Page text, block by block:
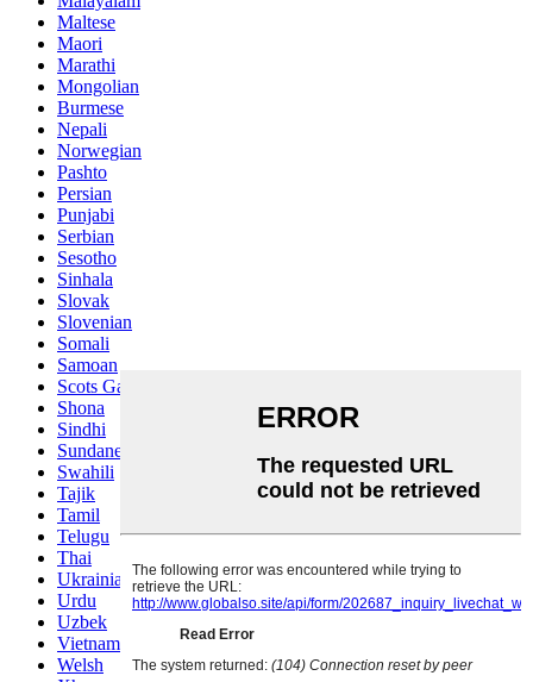
Maltese
Maori
Marathi
Mongolian
Burmese
Nepali
Norwegian
Pashto
Persian
Punjabi
Serbian
Sesotho
Sinhala
Slovak
Slovenian
Somali
Samoan
Scots Gaelic
Shona
Sindhi
Sundanese
Swahili
Tajik
Tamil
Telugu
Thai
Ukrainian
Urdu
Uzbek
Vietnamese
Welsh